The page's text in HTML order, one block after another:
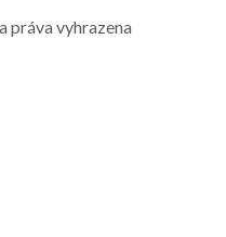
práva vyhrazena